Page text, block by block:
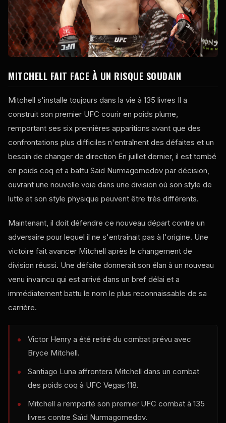
MITCHELL FAIT FACE À UN RISQUE SOUDAIN
Mitchell s'installe toujours dans la vie à 135 livres Il a
construit son premier UFC courir en poids plume,
remportant ses six premières apparitions avant que des
confrontations plus difficiles n'entraînent des défaites et un
besoin de changer de direction En juillet dernier, il est tombé
en poids coq et a battu Said Nurmagomedov par décision,
ouvrant une nouvelle voie dans une division où son style de
lutte et son style physique peuvent être très différents.
Maintenant, il doit défendre ce nouveau départ contre un
adversaire pour lequel il ne s'entraînait pas à l'origine. Une
victoire fait avancer Mitchell après le changement de
division réussi. Une défaite donnerait son élan à un nouveau
venu invaincu qui est arrivé dans un bref délai et a
immédiatement battu le nom le plus reconnaissable de sa
carrière.
Victor Henry a été retiré du combat prévu avec
Bryce Mitchell.
Santiago Luna affrontera Mitchell dans un combat
des poids coq à UFC Vegas 118.
Mitchell a remporté son premier UFC combat à 135
livres contre Saïd Nurmagomedov.